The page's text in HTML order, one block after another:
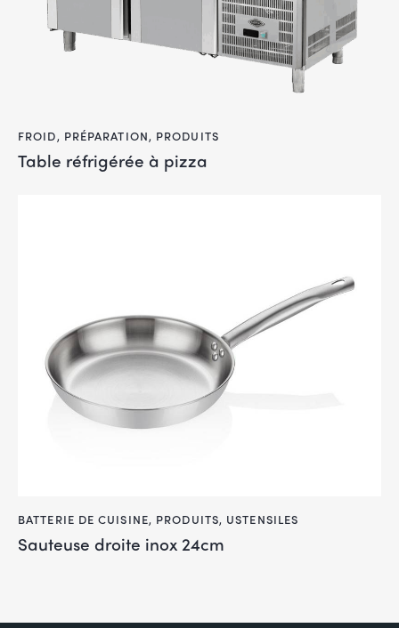
FROID, PRÉPARATION, PRODUITS
Table réfrigérée à pizza
BATTERIE DE CUISINE, PRODUITS, USTENSILES
Sauteuse droite inox 24cm